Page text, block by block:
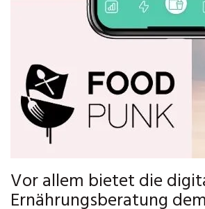
Vor allem bietet die
Ernährungsberatung